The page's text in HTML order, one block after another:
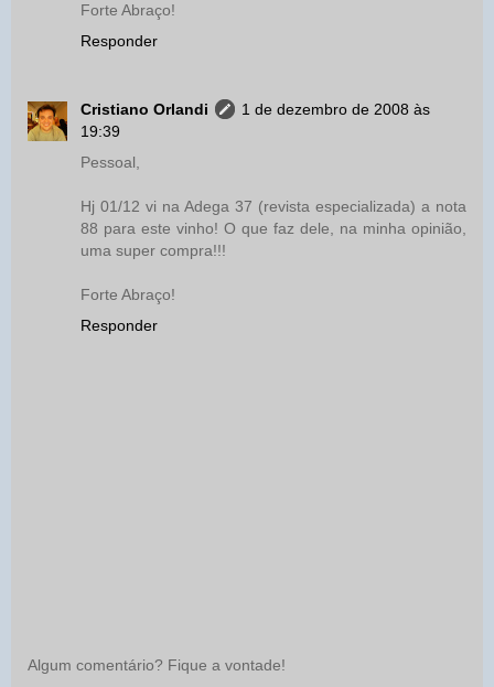
Forte Abraço!
Responder
Cristiano Orlandi
1 de dezembro de 2008 às
19:39
Pessoal,
Hj 01/12 vi na Adega 37 (revista especializada) a nota
88 para este vinho! O que faz dele, na minha opinião,
uma super compra!!!
Forte Abraço!
Responder
Algum comentário? Fique a vontade!